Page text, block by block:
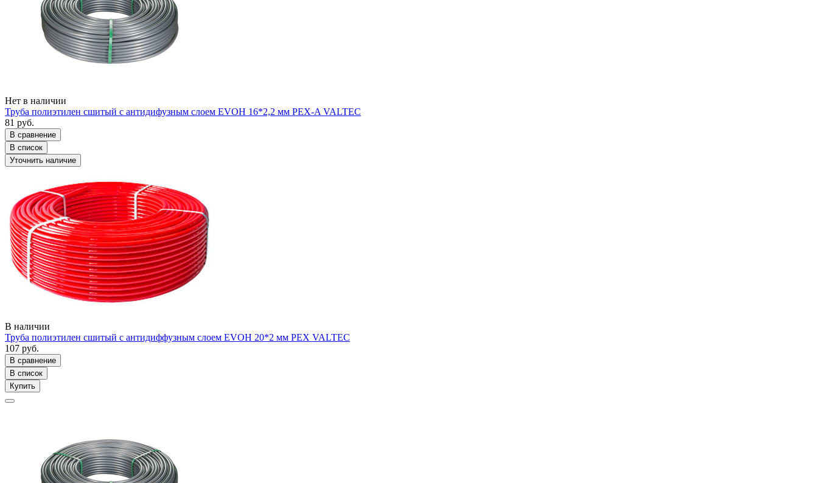
Нет в наличии
Труба полиэтилен сшитый с антидифузным слоем EVOH 16*2,2 мм PEX-A VALTEC
81 руб.
В сравнение
В список
Уточнить наличие
В наличии
Труба полиэтилен сшитый с антидиффузным слоем EVOH 20*2 мм PEX VALTEC
107 руб.
В сравнение
В список
Купить